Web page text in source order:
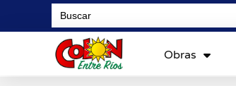
Search
for:
Obras